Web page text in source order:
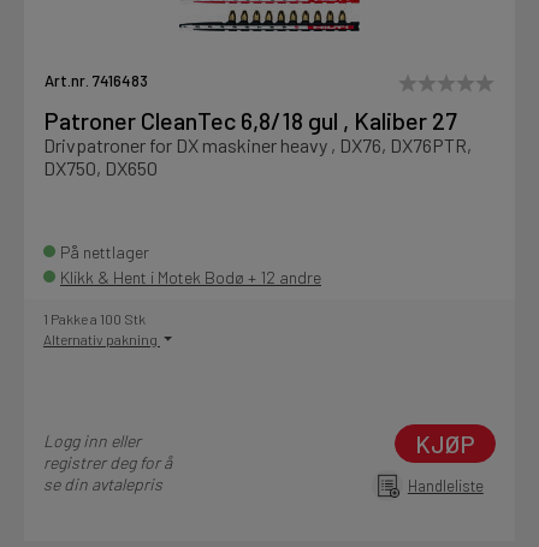
Art.nr. 7416483
Patroner CleanTec 6,8/18 gul , Kaliber 27
Drivpatroner for DX maskiner heavy , DX76, DX76PTR,
DX750, DX650
På nettlager
Klikk & Hent i Motek Bodø + 12 andre
1 Pakke a 100 Stk
Alternativ pakning
Logg inn eller
registrer deg for å
se din avtalepris
KJØP
Handleliste